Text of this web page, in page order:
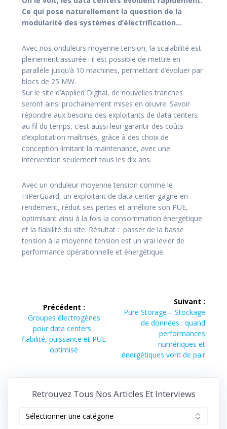
Ce qui pose naturellement la question de la
modularité des systèmes d’électrification…
Avec nos onduleurs moyenne tension, la scalabilité est
pleinement assurée : il est possible de mettre en
parallèle jusqu’à 10 machines, permettant d’évoluer par
blocs de 25 MW.
Sur le site d’Applied Digital, de nouvelles tranches
seront ainsi prochainement mises en œuvre. Savoir
répondre aux besoins des exploitants de data centers
au fil du temps, c’est aussi leur garantir des coûts
d’exploitation maîtrisés, grâce à des choix de
conception limitant la maintenance, avec une
intervention seulement tous les dix ans.
Avec un onduleur moyenne tension comme le
HiPerGuard, un exploitant de data center gagne en
rendement, réduit ses pertes et améliore son PUE,
optimisant ainsi à la fois la consommation énergétique
et la fiabilité du site. Résultat : passer de la basse
tension à la moyenne tension est un vrai levier de
performance opérationnelle et énergétique.
de
l’article
Précédent :
Article
précédent :
Groupes électrogènes
pour data centers :
fiabilité, puissance et PUE
optimisé
Suivant :
Article
suivant :
Pure Storage – Stockage
de données : quand
performances
numériques et
énergétiques vont de pair
Retrouvez Tous Nos Articles Et Interviews